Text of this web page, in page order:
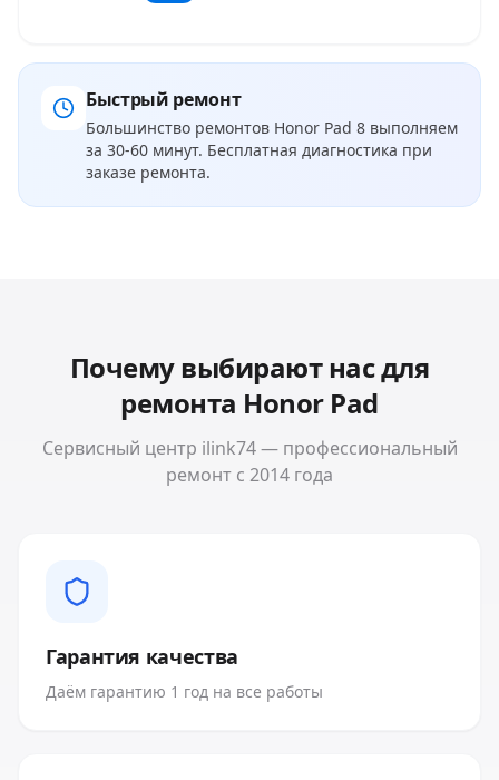
Быстрый ремонт
Большинство ремонтов Honor Pad 8 выполняем
за 30-60 минут. Бесплатная диагностика при
заказе ремонта.
Почему выбирают нас для
ремонта Honor Pad
Сервисный центр ilink74 — профессиональный
ремонт с 2014 года
Гарантия качества
Даём гарантию 1 год на все работы